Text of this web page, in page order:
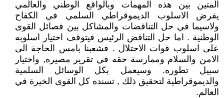
المتين بين هذه المهمات وبالواقع الوطني والعالمي
يفرض الاسلوب الديموقراطي السلمي في الكفاح
ولاسيما في حل التناقضات والمشاكل بين فصائل القوى
الوطنية . اما حل التناقض الرئيس فيتوقف اختيار اسلوبه
على اسلوب قوات الاحتلال . فشعبنا بامس الحاجة الى
الامن والسلام وممارسة حقه في تقرير مصيره, واختيار
سبيل تطوره. وسيعمل بكل الوسائل السلمية
والديموقراطية لتحقيق ذلك , تسنده كل القوى الخيرة في
العالم.